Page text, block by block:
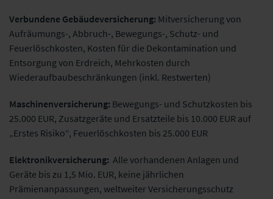
Verbundene Gebäudeversicherung: Mitversicherung von
Aufräumungs-, Abbruch-, Bewegungs-, Schutz- und
Feuerlöschkosten, Kosten für die Dekontamination und
Entsorgung von Erdreich, Mehrkosten durch
Wiederaufbaubeschränkungen (inkl. Restwerten)
Maschinenversicherung: Bewegungs- und Schutzkosten bis
25.000 EUR, Zusatzgeräte und Ersatzteile bis 10.000 EUR auf
„Erstes Risiko“, Feuerlöschkosten bis 25.000 EUR
Elektronikversicherung: Alle vorhandenen Anlagen und
Geräte bis zu 1,5 Mio. EUR, keine jährlichen
Prämienanpassungen, weltweiter Versicherungsschutz